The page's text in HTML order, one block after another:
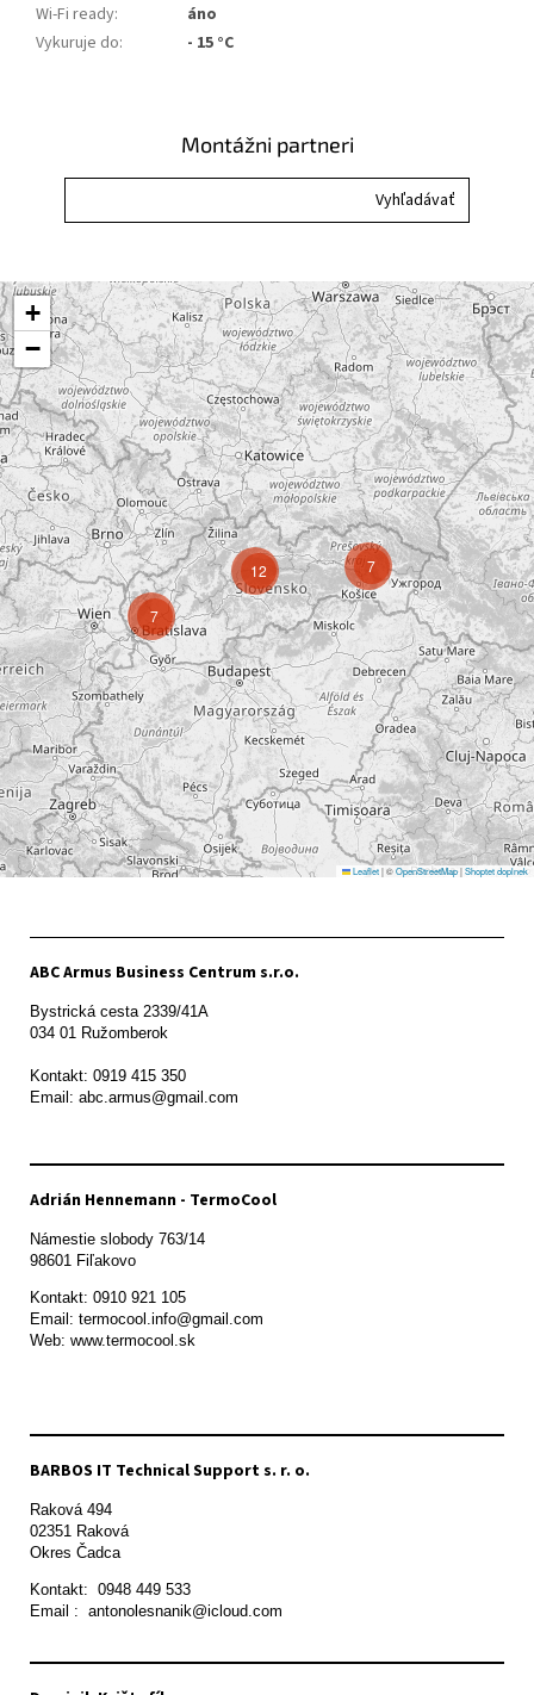
Wi-Fi ready:
áno
Vykuruje do: - 15 °C
Montážni partneri
7
7
12
+
−
Leaflet|©OpenStreetMap|Shoptet doplnek
ABC Armus Business Centrum s.r.o.
Bystrická cesta 2339/41A
034 01 Ružomberok
Kontakt: 0919 415 350
Adrián Hennemann - TermoCool
Námestie slobody 763/14
98601 Fiľakovo
Kontakt: 0910 921 105
Email: termocool.info@gmail.com
Web: www.termocool.sk
BARBOS IT Technical Support s. r. o.
Raková 494
02351 Raková
Okres Čadca
Kontakt:  0948 449 533
Email :  antonolesnanik@icloud.com